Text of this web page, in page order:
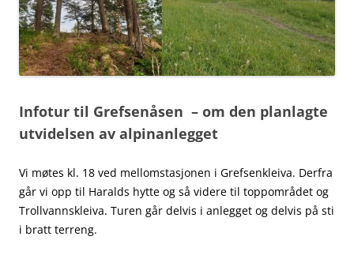
Infotur til Grefsenåsen – om den planlagte
utvidelsen av alpinanlegget
Vi møtes kl. 18 ved mellomstasjonen i Grefsenkleiva. Derfra
går vi opp til Haralds hytte og så videre til toppområdet og
Trollvannskleiva. Turen går delvis i anlegget og delvis på sti
i bratt terreng.